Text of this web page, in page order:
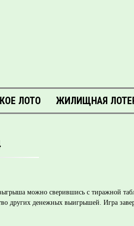
ЛОТО ЖИЛИЩНАЯ
можно сверившись с тиражной
других денежных выигрышей. Игра